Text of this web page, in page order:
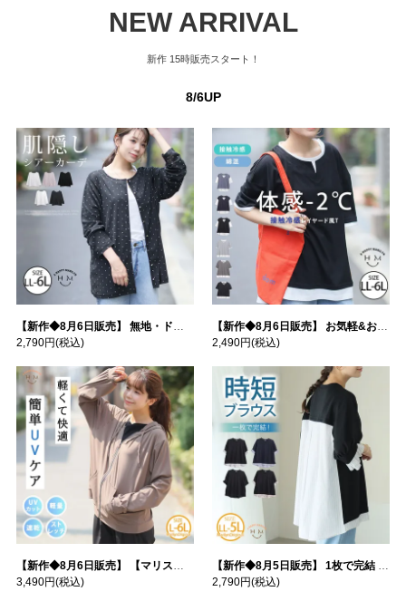
NEW ARRIVAL
新作 15時販売スタート！
8/6UP
【新作◆8月6日販売】 無地・ドット柄から選べる 忍ばせ 活躍 シアー カーデ | 大きいサイズの通販ならハッピーマリリン
2,790円(税込)
【新作◆8月6日販売】 お気軽&お手軽 選べるデザイン 接触冷感 レイヤード風 コットン トップス | 大きいサイズの通販ならハッピーマリリン
2,490円(税込)
【新作◆8月6日販売】 【マリスポーツ】 運動初心者さんのための フード付き パーカー | 大きいサイズの通販ならハッピーマリリン
3,490円(税込)
【新作◆8月5日販売】 1枚で完結 袖口＆バック フハク使い トップス | 大きいサイズの通販ならハッピーマリリン
2,790円(税込)